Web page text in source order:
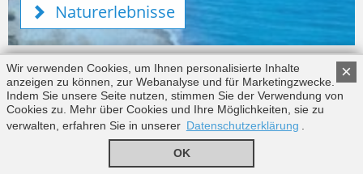
Naturerlebnisse
×
Wir verwenden Cookies, um Ihnen personalisierte Inhalte
anzeigen zu können, zur Webanalyse und für Marketingzwecke.
Indem Sie unsere Seite nutzen, stimmen Sie der Verwendung von
Cookies zu. Mehr über Cookies und Ihre Möglichkeiten, sie zu
verwalten, erfahren Sie in unserer Datenschutzerklärung
OK